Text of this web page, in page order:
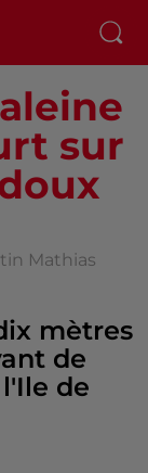
sur
Mathias
mètres
de
de